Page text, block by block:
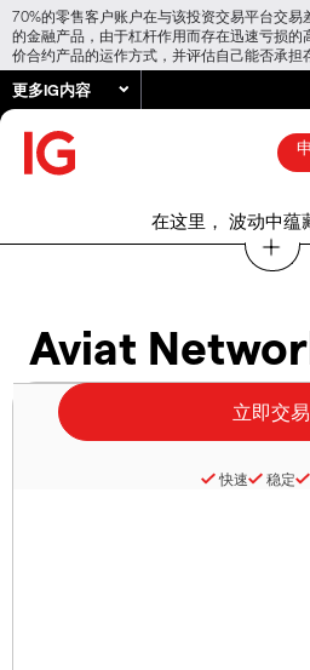
70%的零售客户账户在与该投资交易平台交
的金融产品，由于杠杆作用而存在迅速亏损
价合约产品的运作方式，并评估自己能否承担
更多IG内容
在这里， 波动中蕴
Aviat
快速 稳定